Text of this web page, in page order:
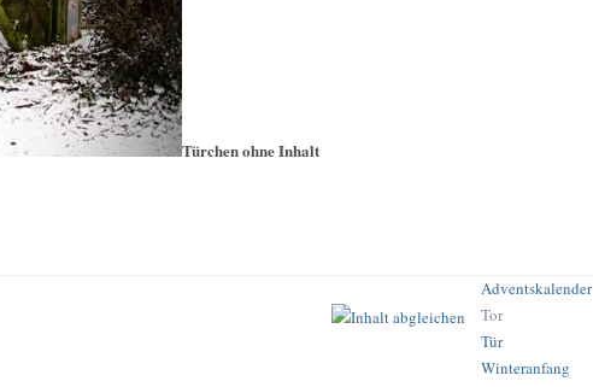
Türchen ohne Inhalt
Adventskalender
Tor
Tür
Winteranfang